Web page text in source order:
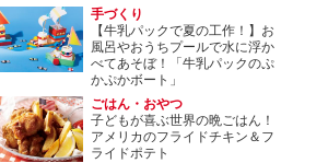
手づくり
【牛乳パックで夏の工作！】お
風呂やおうちプールで水に浮か
べてあそぼ！「牛乳パックのぷ
かぷかボート」
ごはん・おやつ
子どもが喜ぶ世界の晩ごはん！
アメリカのフライドチキン＆フ
ライドポテト